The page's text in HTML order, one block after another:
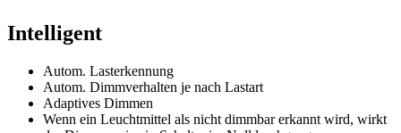
Intelligent
Autom. Lasterkennung
Autom. Dimmverhalten je nach Lastart
Adaptives Dimmen
Wenn ein Leuchtmittel als nicht dimmbar erkannt wird, wirkt